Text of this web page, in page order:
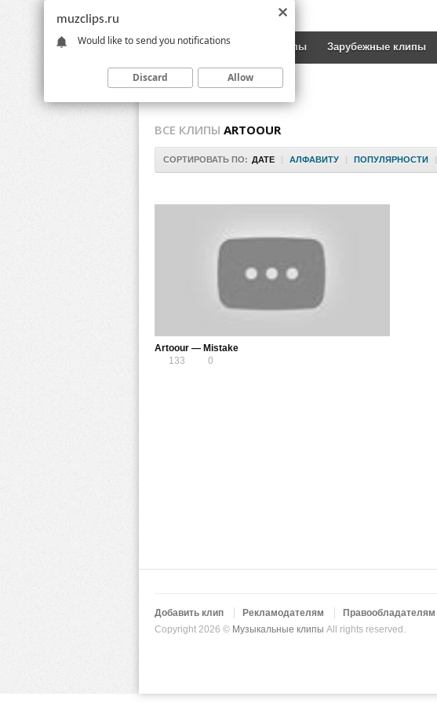
Новинки Русские клипы Зарубежные клипы
ВСЕ КЛИПЫ ARTOOUR
СОРТИРОВАТЬ ПО: ДАТЕ | АЛФАВИТУ | ПОПУЛЯРНОСТИ |
Artoour — Mistake
133
0
Добавить клип Рекламодателям Правообладателям
Copyright 2026 © Музыкальные клипы All rights reserved.
muzclips.ru
Would like to send you notifications
Discard Allow